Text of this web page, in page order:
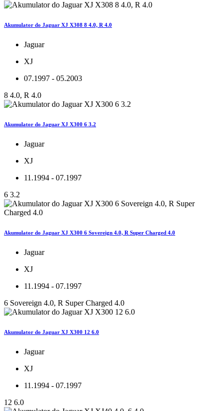
Akumulator do Jaguar XJ X308 8 4.0, R 4.0
Jaguar
XJ
07.1997 - 05.2003
8 4.0, R 4.0
Akumulator do Jaguar XJ X300 6 3.2
Jaguar
XJ
11.1994 - 07.1997
6 3.2
Akumulator do Jaguar XJ X300 6 Sovereign 4.0, R Super Charged 4.0
Jaguar
XJ
11.1994 - 07.1997
6 Sovereign 4.0, R Super Charged 4.0
Akumulator do Jaguar XJ X300 12 6.0
Jaguar
XJ
11.1994 - 07.1997
12 6.0